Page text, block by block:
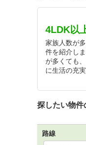
4LDK以
家族人数が
件を紹介し
が多くても
に生活の充
探したい物件
路線